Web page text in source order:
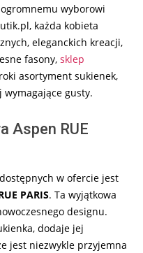
wyborowi
każda kobieta
eleganckich kreacji,
fasony, sklep
asortyment sukienek,
gusty.
Aspen RUE
w ofercie jest
PARIS. Ta wyjątkowa
designu.
dodaje jej
jest niezwykle przyjemna